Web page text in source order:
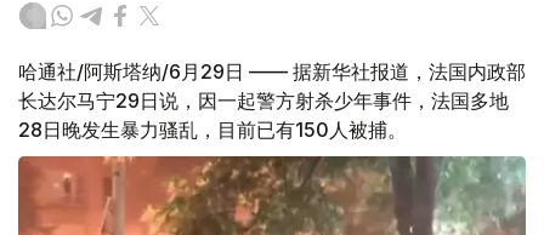
哈通社/阿斯塔纳/6月29日 —— 据新华社报道，法国内政部
长达尔马宁29日说，因一起警方射杀少年事件，法国多地
28日晚发生暴力骚乱，目前已有150人被捕。